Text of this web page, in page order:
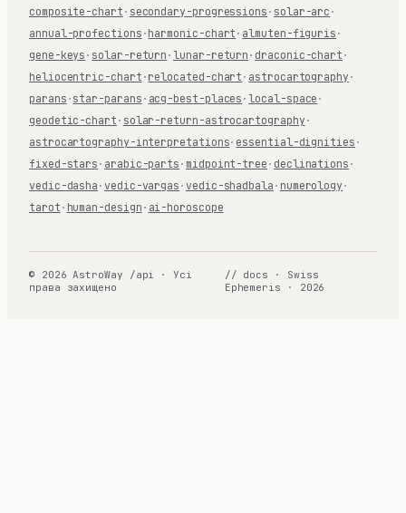
composite-chart · secondary-progressions · solar-arc ·
annual-profections · harmonic-chart · almuten-figuris ·
gene-keys · solar-return ·lunar-return · draconic-chart ·
heliocentric-chart · relocated-chart · astrocartography ·
parans · star-parans · acg-best-places ·local-space ·
geodetic-chart · solar-return-astrocartography ·
astrocartography-interpretations· essential-dignities ·
fixed-stars · arabic-parts · midpoint-tree · declinations ·
vedic-dasha ·vedic-vargas ·vedic-shadbala · numerology ·
tarot · human-design · ai-horoscope
© 2026 AstroWay /api · Усі
права захищено
// docs · Swiss
Ephemeris · 2026